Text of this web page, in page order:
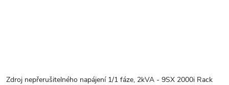
Zdroj nepřerušitelného napájení 1/1 fáze, 2kVA - 9SX 2000i Rack